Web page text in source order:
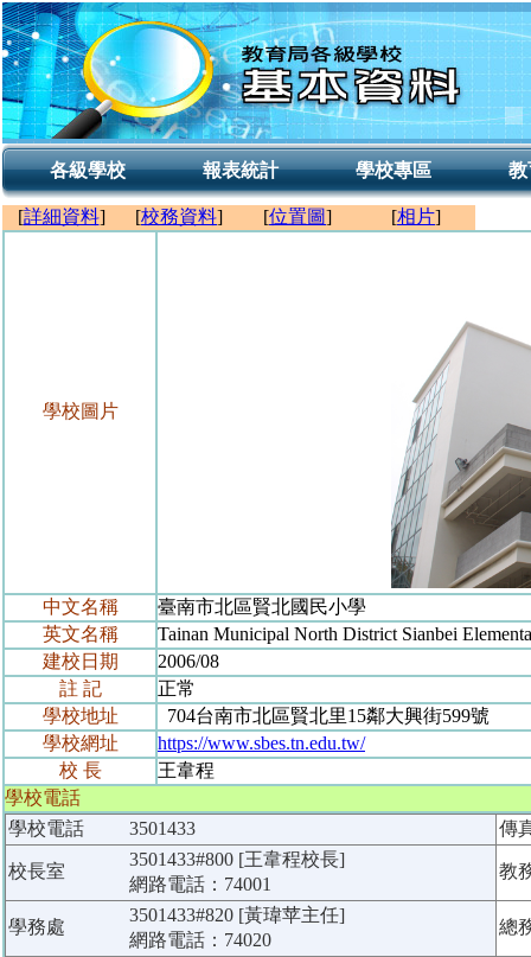
各級學校 報表統計 學校專區 教
[詳細資料] [校務資料] [位置圖] [相片]
學校圖片
中文名稱
臺南市北區賢北國民小學
英文名稱
Tainan Municipal North District Sianbei
建校日期
2006/08
註 記
正常
學校地址
704台南市北區賢北里15鄰大興街599號
學校網址
https://www.sbes.tn.edu.tw/
校 長
王韋程
學校電話
學校電話
3501433 傳
校長室
3501433#800 [王韋程校長]
網路電話：74001
教
學務處
3501433#820 [黃瑋苹主任]
網路電話：74020
總